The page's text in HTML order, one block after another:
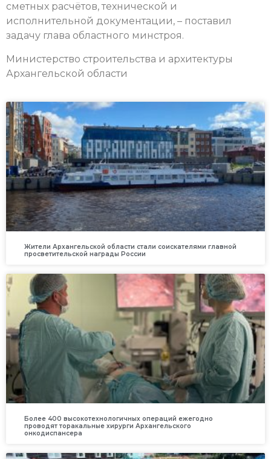
сметных расчётов, технической и
исполнительной документации, – поставил
задачу глава областного минстроя.
Министерство строительства и архитектуры
Архангельской области
Жители Архангельской области стали соискателями главной
просветительской награды России
Более 400 высокотехнологичных операций ежегодно
проводят торакальные хирурги Архангельского
онкодиспансера